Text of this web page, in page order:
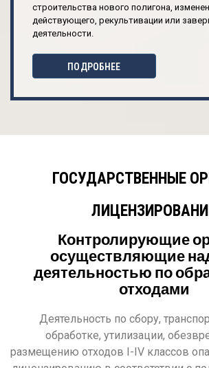
строительства нового полигона,
действующего, рекультивации или
деятельности.
ПОДРОБНЕЕ
ГОСУДАРСТВЕННЫЕ
Контролирующие
осуществляющие
деятельностью по
отходами
Деятельность по сбору,
обработке, утилизации,
размещению отходов I-IV классов